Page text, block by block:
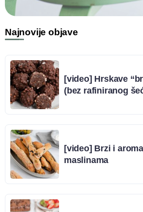
Najnovije objave
[video] Hrskave
(bez rafiniranog
[video] Brzi i
maslinama